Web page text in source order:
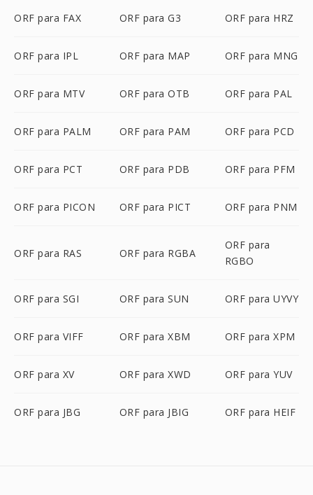
ORF para FAX ORF para G3 ORF para HRZ
ORF para IPL ORF para MAP ORF para MNG
ORF para MTV ORF para OTB ORF para PAL
ORF para PALM ORF para PAM ORF para PCD
ORF para PCT ORF para PDB ORF para PFM
ORF para PICON ORF para PICT ORF para PNM
ORF para RAS ORF para RGBA
ORF para
RGBO
ORF para SGI ORF para SUN ORF para UYVY
ORF para VIFF ORF para XBM ORF para XPM
ORF para XV ORF para XWD ORF para YUV
ORF para JBG ORF para JBIG ORF para HEIF